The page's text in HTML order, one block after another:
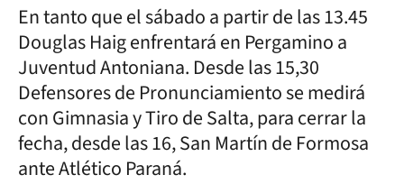
En tanto que el sábado a partir de las 13.45
Douglas Haig enfrentará en Pergamino a
Juventud Antoniana. Desde las 15,30
Defensores de Pronunciamiento se medirá
con Gimnasia y Tiro de Salta, para cerrar la
fecha, desde las 16, San Martín de Formosa
ante Atlético Paraná.